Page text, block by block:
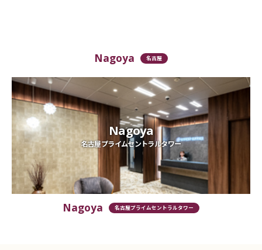
Nagoya 名古屋
Nagoya
名古屋プライムセントラルタワー
Nagoya 名古屋プライムセントラルタワー